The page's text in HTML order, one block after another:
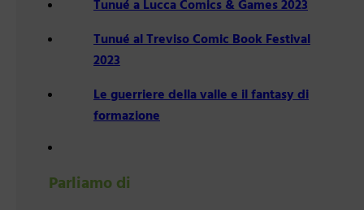
Tunué a Lucca Comics & Games 2023
Tunué al Treviso Comic Book Festival
2023
Le guerriere della valle e il fantasy di
formazione
Parliamo di